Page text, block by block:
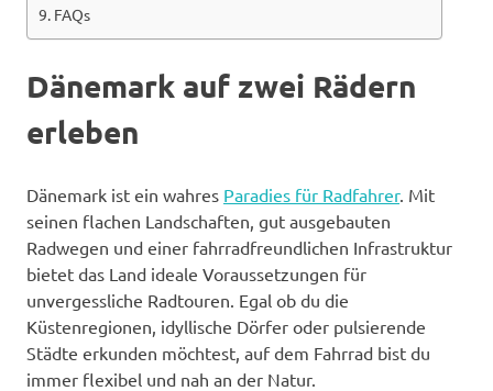
FAQs
Dänemark auf zwei Rädern
erleben
Dänemark ist ein wahres Paradies für Radfahrer. Mit
seinen flachen Landschaften, gut ausgebauten
Radwegen und einer fahrradfreundlichen Infrastruktur
bietet das Land ideale Voraussetzungen für
unvergessliche Radtouren. Egal ob du die
Küstenregionen, idyllische Dörfer oder pulsierende
Städte erkunden möchtest, auf dem Fahrrad bist du
immer flexibel und nah an der Natur.